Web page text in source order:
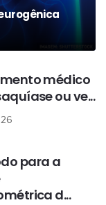
médico
ou ve...
para a
d...